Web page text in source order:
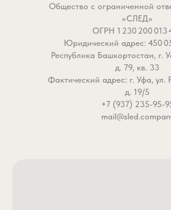
Общество с ограниченной
«СЛЕД»
ОГРН 1 230 200 013
Юридический адрес: 450
Республика Башкортостан, г.
д. 79, кв. 33
Фактический адрес: г. Уфа, ул.
д. 19/5
+7 (937) 235-95-